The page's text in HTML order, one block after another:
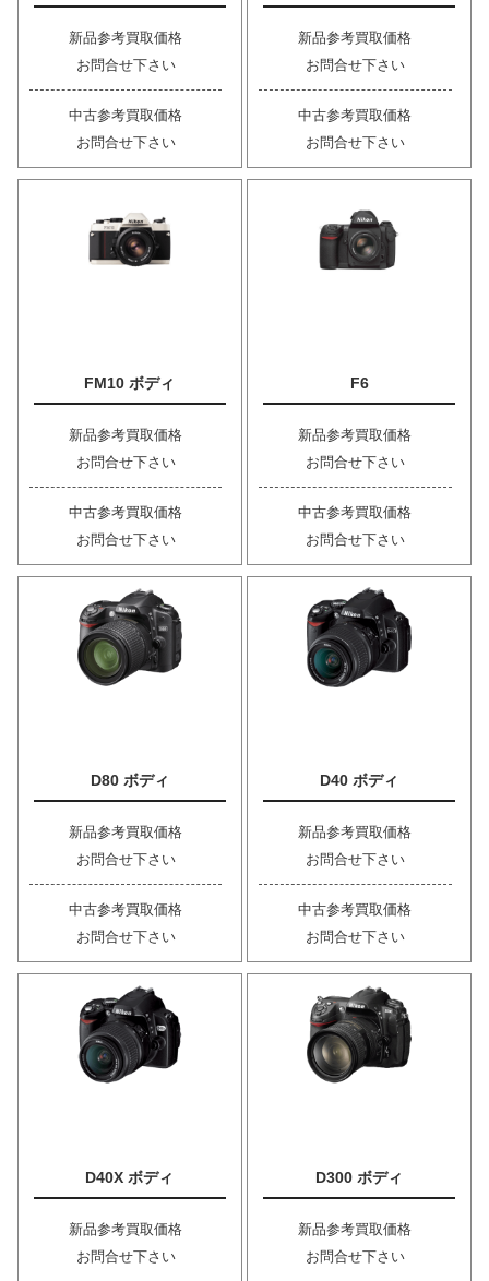
新品参考買取価格
お問合せ下さい
中古参考買取価格
お問合せ下さい
新品参考買取価格
お問合せ下さい
中古参考買取価格
お問合せ下さい
FM10 ボディ
新品参考買取価格
お問合せ下さい
中古参考買取価格
お問合せ下さい
F6
新品参考買取価格
お問合せ下さい
中古参考買取価格
お問合せ下さい
D80 ボディ
新品参考買取価格
お問合せ下さい
中古参考買取価格
お問合せ下さい
D40 ボディ
新品参考買取価格
お問合せ下さい
中古参考買取価格
お問合せ下さい
D40X ボディ
新品参考買取価格
お問合せ下さい
D300 ボディ
新品参考買取価格
お問合せ下さい